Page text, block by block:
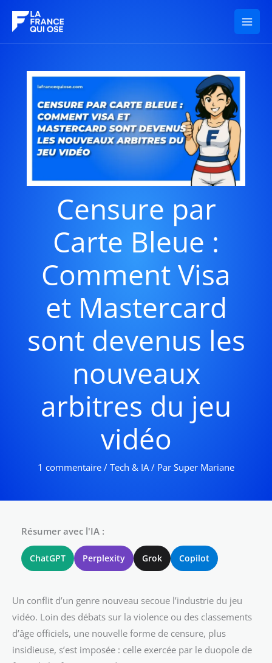
contenu
Censure par
Carte Bleue :
Comment Visa
et Mastercard
sont devenus les
nouveaux
arbitres du jeu
vidéo
1 commentaire / Tech & IA / Par Super Mariane
Résumer avec l'IA :
ChatGPT Perplexity Grok Copilot
Un conflit d’un genre nouveau secoue l’industrie du jeu
vidéo. Loin des débats sur la violence ou des classements
d’âge officiels, une nouvelle forme de censure, plus
insidieuse, s’est imposée : celle exercée par le duopole de